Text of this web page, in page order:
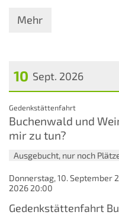
Mehr
10 Sept. 2026
Datum: 10. September
Gedenkstättenfahrt:
Buchenwald und
mir zu tun?
Ausgebucht, nur noch
Donnerstag, 10. September
2026 20:00
Gedenkstättenfahrt